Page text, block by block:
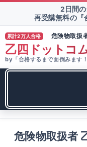
2日間の
再受講無料の『
累計2万人合格 危険物取扱
乙四ドットコ
by「合格するまで面倒みます
危険物取扱者